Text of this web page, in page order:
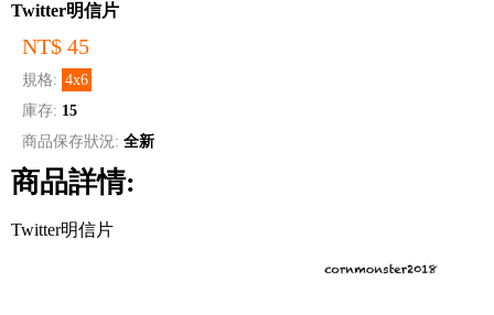
Twitter明信片
NT$ 45
規格: 4x6
庫存: 15
商品保存狀況: 全新
商品詳情:
Twitter明信片